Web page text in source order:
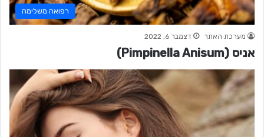
רפואה משלימה
מערכת האתר דצמבר 6, 2022
אניס (Pimpinella Anisum)